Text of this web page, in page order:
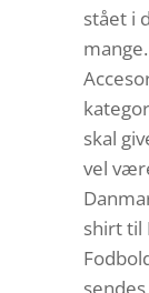
stået i
skal
vel
shirt til